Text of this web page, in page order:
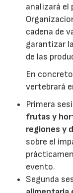
analizará el
cadena de
garantizar
de las
En
vertebrará
Primera
frutas y
regiones y
sobre el
evento.
Segunda